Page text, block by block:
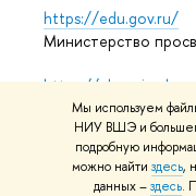
Мы используем
НИУ ВШЭ и
подробную
можно найти здесь,
данных –здесь.
https://edu.gov.ru/
Министерство
https://
Массовые
© НИУ ВШЭ 1993–2026